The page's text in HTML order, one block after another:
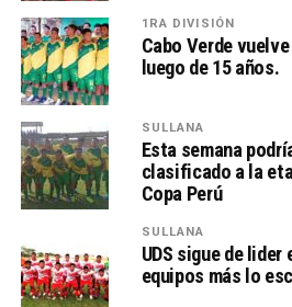
1RA DIVISIÓN
Cabo Verde
luego de 15 años.
SULLANA
Esta semana
clasificado a la
Copa Perú
SULLANA
UDS sigue de
equipos más lo